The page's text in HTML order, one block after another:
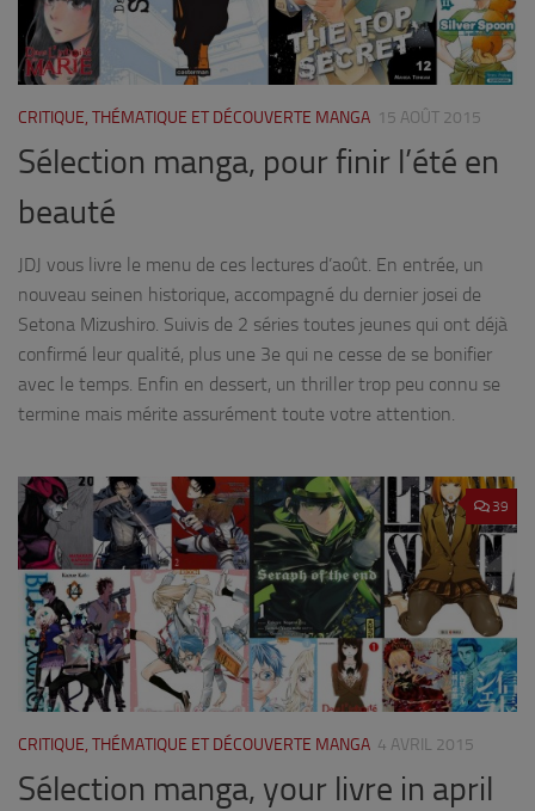
CRITIQUE, THÉMATIQUE ET DÉCOUVERTE MANGA 15 AOÛT 2015
Sélection manga, pour finir l’été en
beauté
JDJ vous livre le menu de ces lectures d’août. En entrée, un
nouveau seinen historique, accompagné du dernier josei de
Setona Mizushiro. Suivis de 2 séries toutes jeunes qui ont déjà
confirmé leur qualité, plus une 3e qui ne cesse de se bonifier
avec le temps. Enfin en dessert, un thriller trop peu connu se
termine mais mérite assurément toute votre attention.
39
CRITIQUE, THÉMATIQUE ET DÉCOUVERTE MANGA 4 AVRIL 2015
Sélection manga, your livre in april